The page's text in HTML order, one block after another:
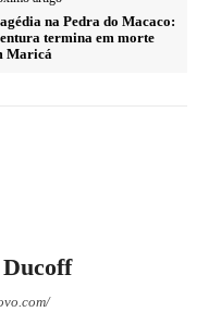
na Pedra do Macaco:
termina em morte
Maricá